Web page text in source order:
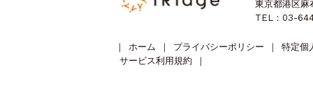
東京都港区麻
TEL：03-
｜ ホーム ｜ プライバシーポリシー ｜ 特定個
サービス利用規約
｜